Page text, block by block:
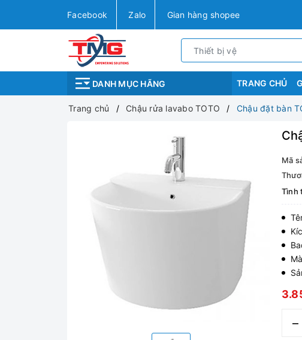
Facebook Zalo Gian hàng shopee
DANH MỤC HÃNG TRANG CHỦ
Trang chủ Chậu rửa lavabo TOTO Chậu đặt bàn
Mã
Tình
–